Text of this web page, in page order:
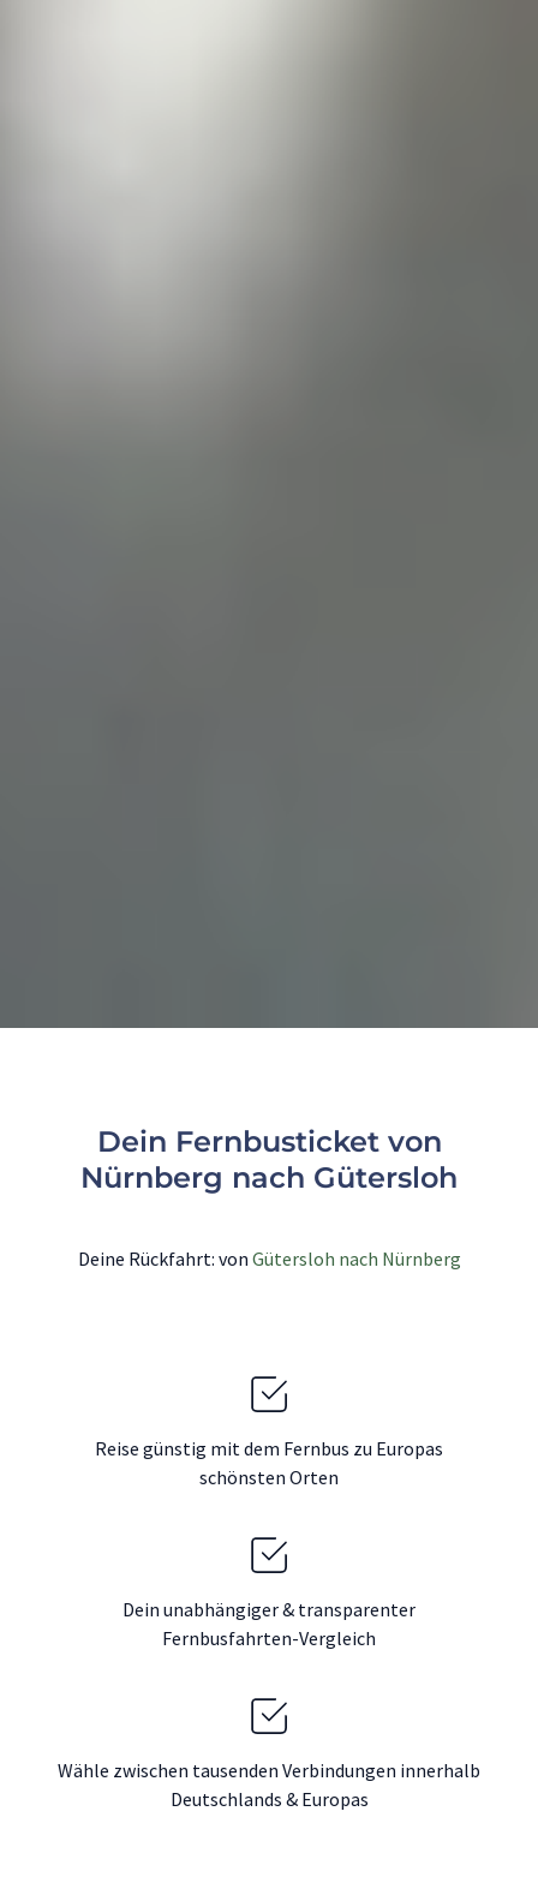
Dein Fernbusticket von
Nürnberg nach Gütersloh
Deine Rückfahrt: von Gütersloh nach Nürnberg
Reise günstig mit dem Fernbus zu Europas
schönsten Orten
Dein unabhängiger & transparenter
Fernbusfahrten-Vergleich
Wähle zwischen tausenden Verbindungen innerhalb
Deutschlands & Europas